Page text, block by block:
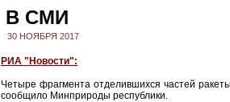
В СМИ
30 НОЯБРЯ 2017
РИА "Новости":
Четыре фрагмента отделившихся частей
сообщило Минприроды республики.